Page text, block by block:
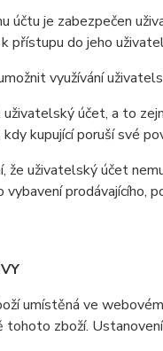
je zabezpečen
přístupu do jeho
využívání
účet, a to
kupující poruší své
uživatelský účet
prodávajícího,
ve webovém
zboží.